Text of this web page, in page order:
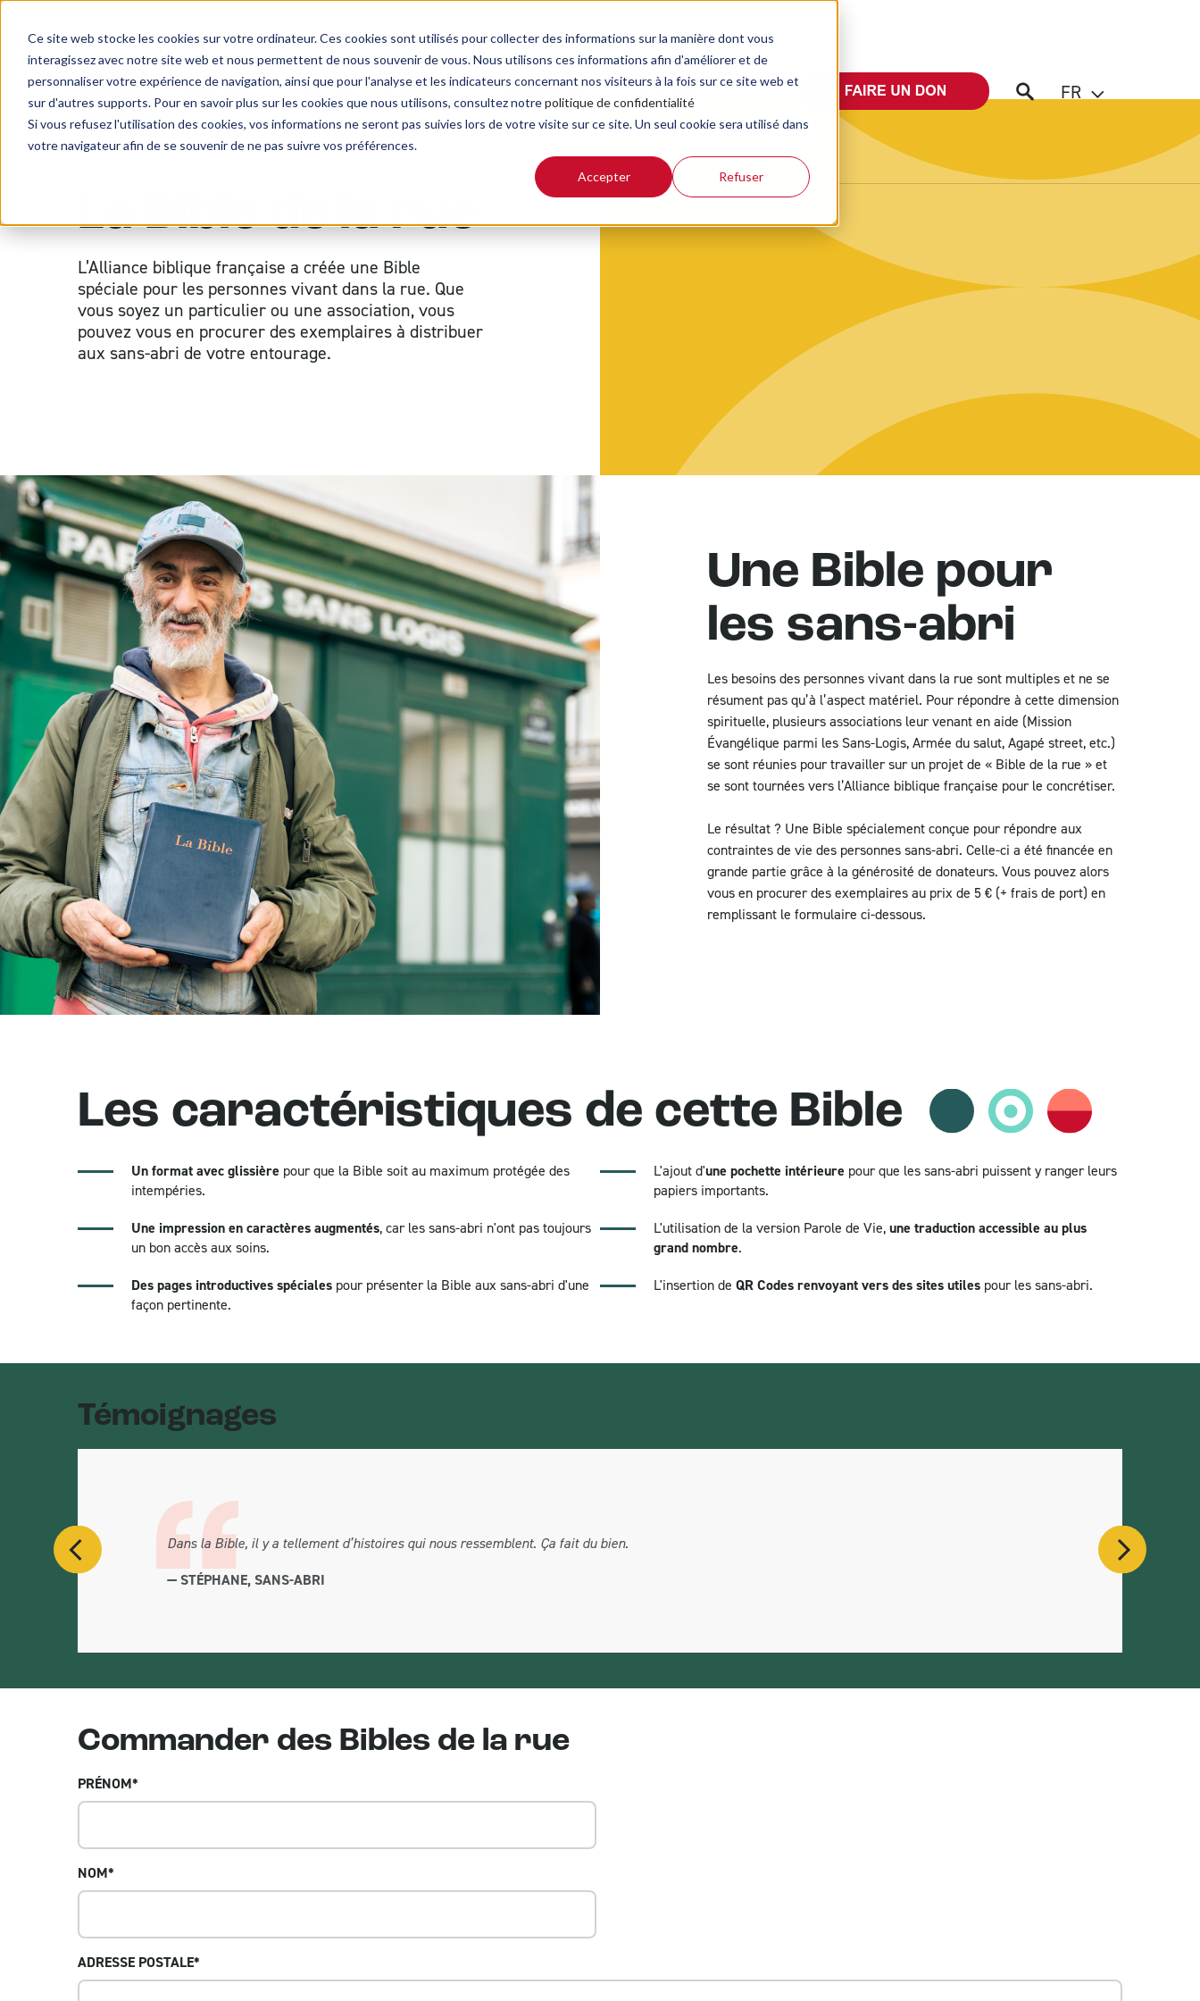
Ce site web stocke les cookies sur votre ordinateur. Ces cookies sont utilisés pour collecter des informations sur la manière dont vous
interagissez avec notre site web et nous permettent de nous souvenir de vous. Nous utilisons ces informations afin d'améliorer et de
personnaliser votre expérience de navigation, ainsi que pour l'analyse et les indicateurs concernant nos visiteurs à la fois sur ce site web et
sur d'autres supports. Pour en savoir plus sur les cookies que nous utilisons, consultez notrepolitique de confidentialité
Si vous refusez l'utilisation des cookies, vos informations ne seront pas suivies lors de votre visite sur ce site. Un seul cookie sera utilisé dans
votre navigateur afin de se souvenir de ne pas suivre vos préférences.
Accepter Refuser
Missions Projets À propos Ressources
Bible de la rue
Blog d'actualité
Statistiques mondiales des écritures
Inviter un intervenant
Réserver une exposition
Contact FR
La Bible de la rue
L’Alliance biblique française a créée une Bible
spéciale pour les personnes vivant dans la rue. Que
vous soyez un particulier ou une association, vous
pouvez vous en procurer des exemplaires à distribuer
aux sans-abri de votre entourage.
Une Bible pour
les sans-abri
Les besoins des personnes vivant dans la rue sont multiples et ne se
résument pas qu’à l’aspect matériel. Pour répondre à cette dimension
spirituelle, plusieurs associations leur venant en aide (Mission
Évangélique parmi les Sans-Logis, Armée du salut, Agapé street, etc.)
se sont réunies pour travailler sur un projet de « Bible de la rue » et
se sont tournées vers l’Alliance biblique française pour le concrétiser.
Le résultat ? Une Bible spécialement conçue pour répondre aux
contraintes de vie des personnes sans-abri. Celle-ci a été financée en
grande partie grâce à la générosité de donateurs. Vous pouvez alors
vous en procurer des exemplaires au prix de 5 € (+ frais de port) en
remplissant le formulaire ci-dessous.
Les caractéristiques de cette Bible
Un format avec glissière pour que la Bible soit au maximum protégée des
intempéries.
Une impression en caractères augmentés, car les sans-abri n'ont pas toujours
un bon accès aux soins.
Des pages introductives spéciales pour présenter la Bible aux sans-abri d'une
façon pertinente.
L'ajout d'une pochette intérieure pour que les sans-abri puissent y ranger leurs
papiers importants.
L'utilisation de la version Parole de Vie,une traduction accessible au plus
grand nombre.
L'insertion de QR Codes renvoyant vers des sites utiles pour les sans-abri.
Témoignages
Dans la Bible, il y a tellement d’histoires qui nous ressemblent. Ça fait du bien.
— STÉPHANE, SANS-ABRI
TÉMOIGNAGE PRÉCÉDENT
Commander des Bibles de la rue
PRÉNOM*
NOM*
ADRESSE POSTALE*